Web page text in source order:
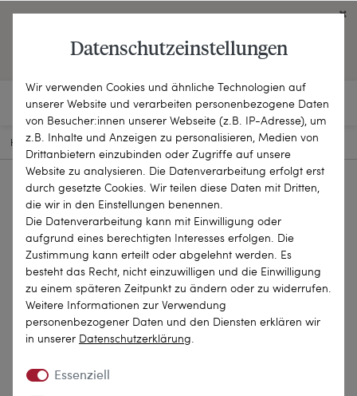
OPEN ENGLISH WEBSITE
HOME SCHMUCKSTÜCKE ANHÄNGER 21-3147
Datenschutzeinstellungen
Wir verwenden Cookies und ähnliche Technologien auf
unserer Website und verarbeiten personenbezogene Daten
von Besucher:innen unserer Webseite (z.B. IP-Adresse), um
z.B. Inhalte und Anzeigen zu personalisieren, Medien von
Drittanbietern einzubinden oder Zugriffe auf unsere
Website zu analysieren. Die Datenverarbeitung erfolgt erst
durch gesetzte Cookies. Wir teilen diese Daten mit Dritten,
die wir in den Einstellungen benennen.
Die Datenverarbeitung kann mit Einwilligung oder
aufgrund eines berechtigten Interesses erfolgen. Die
Zustimmung kann erteilt oder abgelehnt werden. Es
besteht das Recht, nicht einzuwilligen und die Einwilligung
zu einem späteren Zeitpunkt zu ändern oder zu widerrufen.
Weitere Informationen zur Verwendung
personenbezogener Daten und den Diensten erklären wir
in unserer Daten­schutz­erklärung.
Essenziell